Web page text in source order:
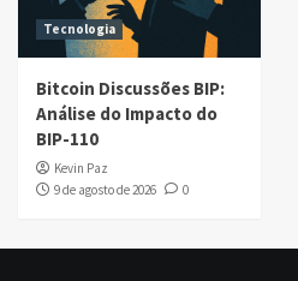
Tecnologia
Bitcoin Discussões BIP:
Análise do Impacto do
BIP-110
Kevin Paz
9 de agosto de 2026
0